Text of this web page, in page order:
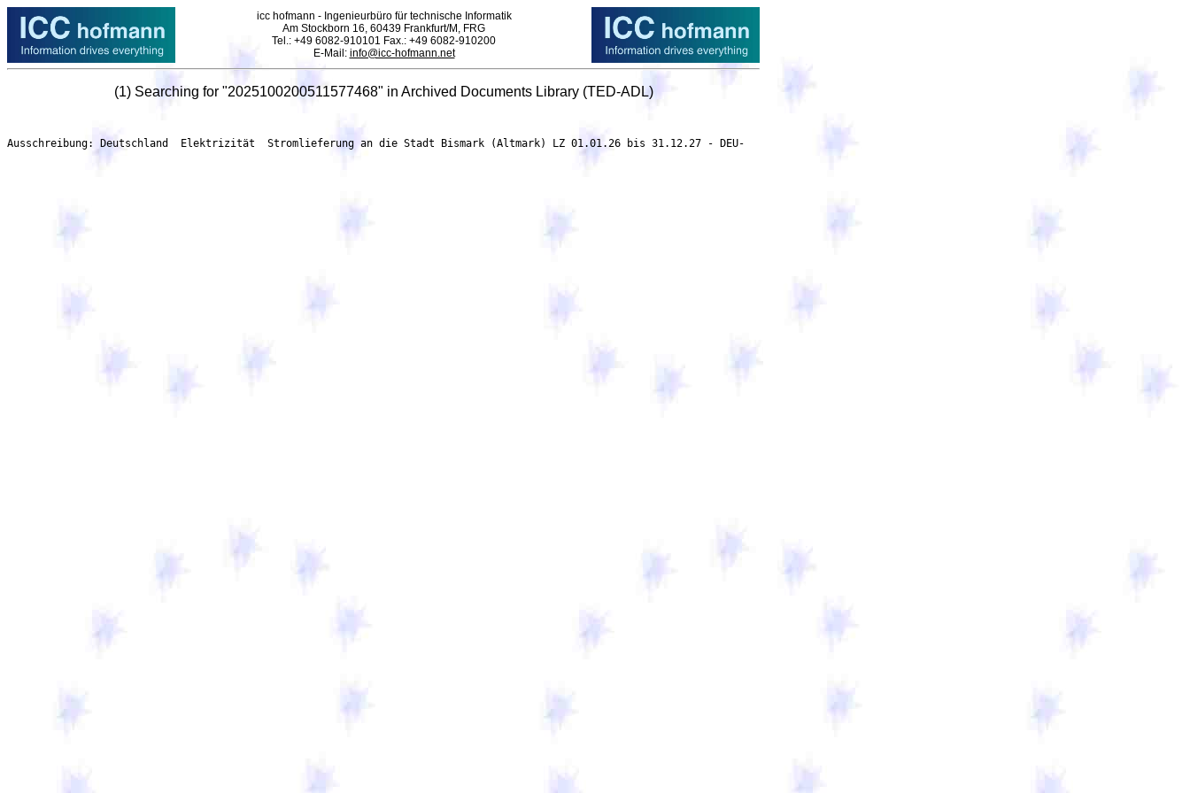
icc hofmann - Ingenieurbüro für technische Informatik
Am Stockborn 16, 60439 Frankfurt/M, FRG
Tel.: +49 6082-910101 Fax.: +49 6082-910200
E-Mail: info@icc-hofmann.net
(1) Searching for "2025100200511577468" in Archived Documents Library (TED-ADL)
Ausschreibung: Deutschland  Elektrizität  Stromlieferung an die Stadt Bismark (Altmark) LZ 01.01.26 bis 31.12.27 - DEU-